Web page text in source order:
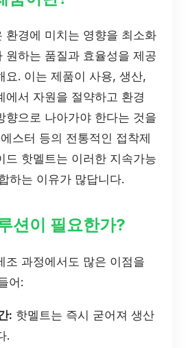
환경에 미치는 영향을 최소화
원하는 품질과 효율성을 제공
요. 이는 제품이 사용, 생산,
에서 자원을 절약하고 환경
향으로 나아가야 한다는 것을
스터 등의 전통적인 접착제
드 핫멜트는 이러한 지속가능
하는 이유가 많답니다.
션이 필요한가?
조 과정에서도 많은 이점을
어:
: 핫멜트는 즉시 굳어져 생산
.